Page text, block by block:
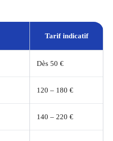
Tarif indicatif
Dès 50 €
120 – 180 €
140 – 220 €